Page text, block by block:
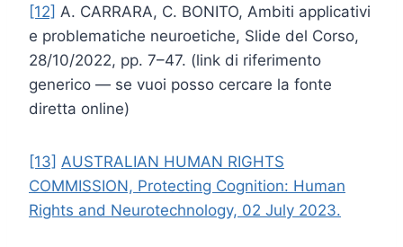
[12] A. CARRARA, C. BONITO, Ambiti applicativi
e problematiche neuroetiche, Slide del Corso,
28/10/2022, pp. 7–47. (link di riferimento
generico — se vuoi posso cercare la fonte
diretta online)
[13] AUSTRALIAN HUMAN RIGHTS
COMMISSION, Protecting Cognition: Human
Rights and Neurotechnology, 02 July 2023.